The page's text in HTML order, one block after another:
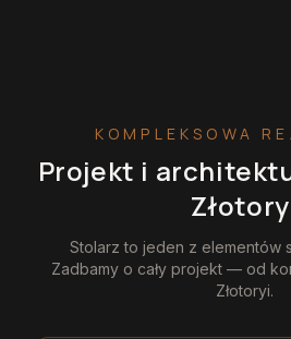
KOMPLEKSOWA
Projekt i
Stolarz to jeden z elementów
Zadbamy o cały projekt — od
Złotoryi.